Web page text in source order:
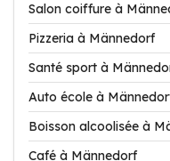
Salon coiffure à
Pizzeria à Männedorf
Santé sport à
Auto école à
Boisson alcoolisée à
Café à Männedorf